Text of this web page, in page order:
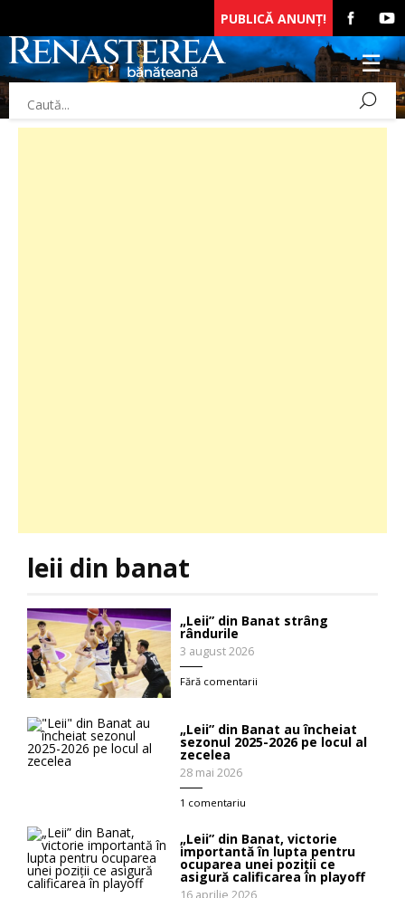
PUBLICĂ ANUNȚ!
leii din banat
„Leii” din Banat strâng
rândurile
3 august 2026
Fără comentarii
„Leii” din Banat au încheiat
sezonul 2025-2026 pe locul al
zecelea
28 mai 2026
1 comentariu
„Leii” din Banat, victorie
importantă în lupta pentru
ocuparea unei poziții ce
asigură calificarea în playoff
16 aprilie 2026